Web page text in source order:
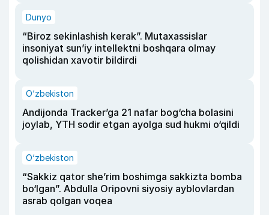
Dunyo
“Biroz sekinlashish kerak”. Mutaxassislar
insoniyat sun’iy intellektni boshqara olmay
qolishidan xavotir bildirdi
O‘zbekiston
Andijonda Tracker’ga 21 nafar bog‘cha bolasini
joylab, YTH sodir etgan ayolga sud hukmi o‘qildi
O‘zbekiston
“Sakkiz qator she’rim boshimga sakkizta bomba
bo‘lgan”. Abdulla Oripovni siyosiy ayblovlardan
asrab qolgan voqea